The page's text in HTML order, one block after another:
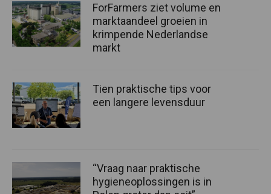
ForFarmers ziet volume en
marktaandeel groeien in
krimpende Nederlandse
markt
Tien praktische tips voor
een langere levensduur
“Vraag naar praktische
hygieneoplossingen is in